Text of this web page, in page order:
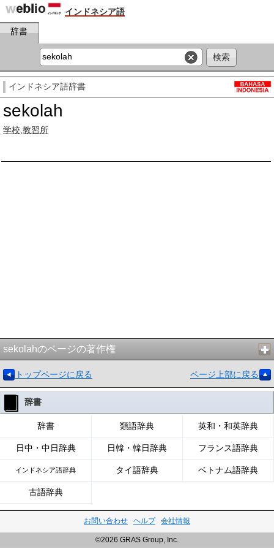
インドネシア語
辞書
インドネシア語辞書
sekolah
学校 教習所
sekolahのページの著作権
トップページに戻る ページ上部に戻る
辞書
辞書 類語辞典 英和・和英辞典
日中・中日辞典 日韓・韓日辞典 フランス語辞典
インドネシア語辞典 タイ語辞典 ベトナム語辞典
古語辞典
お問い合わせ ヘルプ 会社情報
©2026 GRAS Group, Inc.